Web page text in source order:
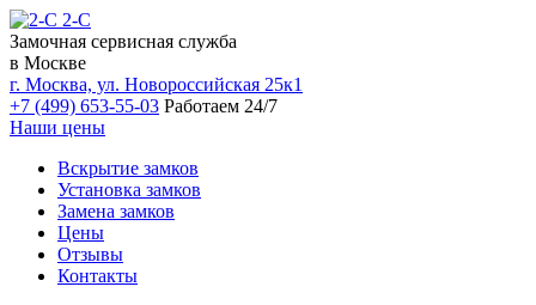
2-С
Замочная сервисная служба
в Москве
г. Москва, ул. Новороссийская 25к1
+7 (499) 653-55-03 Работаем 24/7
Наши цены
Вскрытие замков
Установка замков
Замена замков
Цены
Отзывы
Контакты